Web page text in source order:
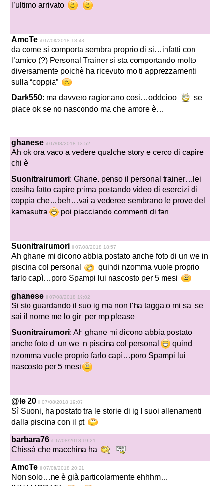
l’ultimo arrivato
AmoTe il 07/08/2018 18:43
da come si comporta sembra proprio di si…infatti con
l’amico (?) Personal Trainer si sta comportando molto
diversamente poichè ha ricevuto molti apprezzamenti
sulla “coppia”
Dark550: ma davvero ragionano cosi…odddioo
se
piace ok se no nascondo ma che amore è…
ghanese il 07/08/2018 18:52
Ah ok ora vaco a vedere qualche story e cerco di capire
chi è
Suonitrairumori: Ghane, penso il personal trainer…lei
cosìha fatto capire prima postando video di esercizi di
coppia che…beh…vai a vederee sembrano le prove del
kamasutra
poi piacciando commenti di fan
Suonitrairumori il 07/08/2018 18:57
Ah ghane mi dicono abbia postato anche foto di un we in
piscina col personal
quindi nzomma vuole proprio
farlo capì…poro Spampi lui nascosto per 5 mesi
ghanese il 07/08/2018 19:02
Si sto guardando il suo ig ma non l’ha taggato mi sa se
sai il nome me lo giri per mp please
Suonitrairumori: Ah ghane mi dicono abbia postato
anche foto di un we in piscina col personal
quindi
nzomma vuole proprio farlo capì…poro Spampi lui
nascosto per 5 mesi
@le 20 il 07/08/2018 19:07
Sì Suoni, ha postato tra le storie di ig I suoi allenamenti
dalla piscina con il pt
barbara76 il 07/08/2018 19:21
Chissà che macchina ha
AmoTe il 07/08/2018 20:21
Non solo…ne è già particolarmente ehhhm…